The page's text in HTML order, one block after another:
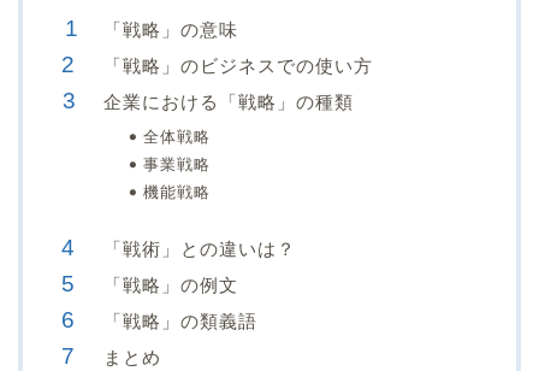
「戦略」の意味
「戦略」のビジネスでの使い方
企業における「戦略」の種類
全体戦略
事業戦略
機能戦略
「戦術」との違いは？
「戦略」の例文
「戦略」の類義語
まとめ